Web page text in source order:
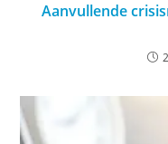
Aanvullende